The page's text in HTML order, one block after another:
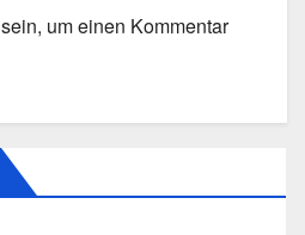
sein, um einen Kommentar